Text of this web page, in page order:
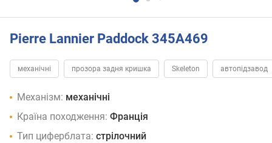
Pierre Lannier Paddock 345A469
механічні прозора задня кришка Skeleton автопідзавод
Механізм: механічні
Країна походження: Франція
Тип циферблата: стрілочний